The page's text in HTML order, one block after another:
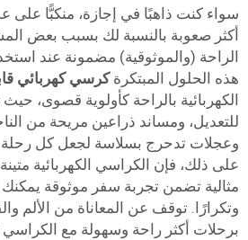
سواء كنت ذاهبًا في إجازة، منكبًّا على
أكثر صعوبة بالنسبة لك بسبب بعض
الراحة (والموثوقية) مضمونة عند
هذه الحلول المبتكرةكرسي كهربائي
الكهربائية بالراحة كأولوية قصوى،
للتعديل، ومساند ذراعين مريحة من
وعجلات تدحرج بسلاسة لجعل كل رحلة
على ذلك، فإن الكراسي الكهربائية
مثالية تضمن تجربة سفر موثوقة يمكنك
وتكرارًا. توقف عن المعاناة من الألم
برحلات أكثر راحة وسهولة مع الكراسي